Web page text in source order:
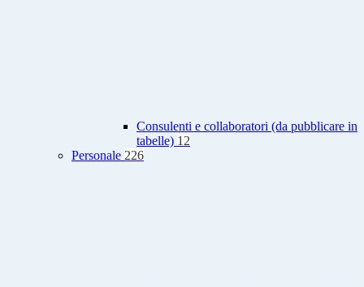
Consulenti e collaboratori (da pubblicare in
tabelle) 12
Personale 226